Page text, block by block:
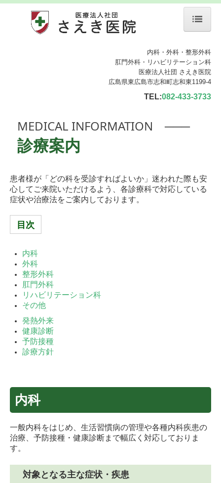
予防接種
施設・設備のご案内
初診の方へ
交通案内
お知らせ
内科・外科・整形外科
肛門外科・リハビリテーション科
医療法人社団 さえき医院
広島県東広島市志和町志和東1199-4
TEL:082-433-3733
MEDICAL INFORMATION ───
診療案内
患者様が「どの科を受診すればよいか」迷われた際も安
心してご来院いただけるよう、各診療科で対応している
症状や治療法をご案内しております。
目次
内科
外科
整形外科
肛門外科
リハビリテーション科
その他
発熱外来
健康診断
予防接種
診療方針
内科
一般内科をはじめ、生活習慣病の管理や各種内科疾患の
治療、予防接種・健康診断まで幅広く対応しておりま
す。
対象となる主な症状・疾患